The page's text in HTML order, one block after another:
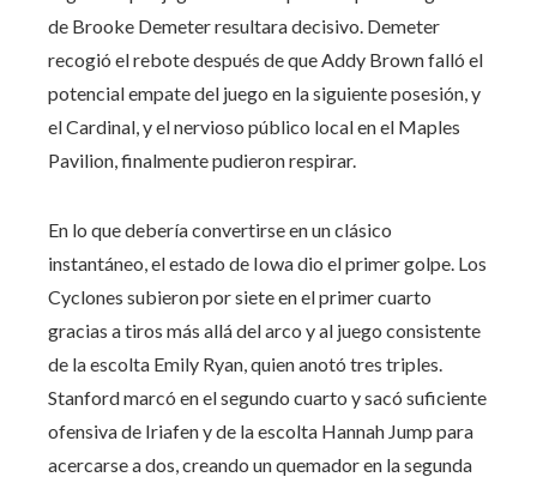
de Brooke Demeter resultara decisivo. Demeter
recogió el rebote después de que Addy Brown falló el
potencial empate del juego en la siguiente posesión, y
el Cardinal, y el nervioso público local en el Maples
Pavilion, finalmente pudieron respirar.
En lo que debería convertirse en un clásico
instantáneo, el estado de Iowa dio el primer golpe. Los
Cyclones subieron por siete en el primer cuarto
gracias a tiros más allá del arco y al juego consistente
de la escolta Emily Ryan, quien anotó tres triples.
Stanford marcó en el segundo cuarto y sacó suficiente
ofensiva de Iriafen y de la escolta Hannah Jump para
acercarse a dos, creando un quemador en la segunda